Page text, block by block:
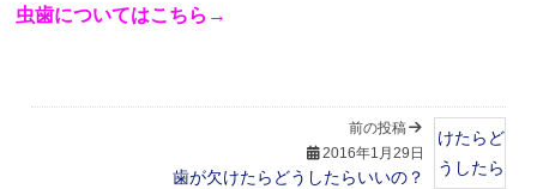
虫歯についてはこちら→
前の投稿
2016年1月29日
歯が欠けたらどうしたらいいの？